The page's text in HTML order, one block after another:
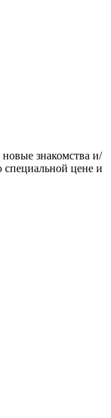
знакомства и/
специальной цене и